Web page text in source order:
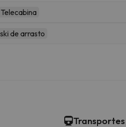
Telecabina
de arrasto